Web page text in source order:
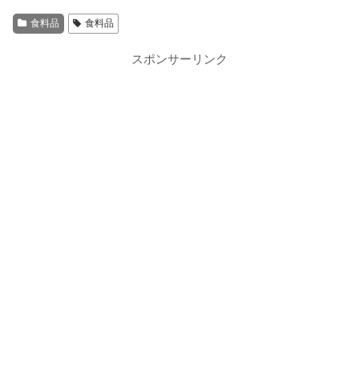
食料品 食料品
スポンサーリンク